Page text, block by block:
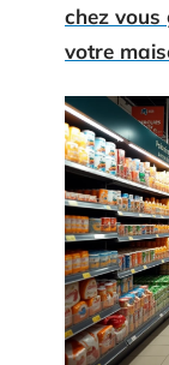
chez
votre